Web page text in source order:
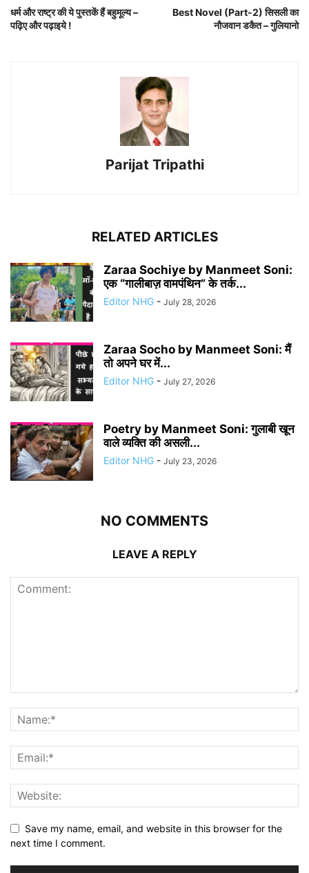
धर्म और राष्ट्र की ये पुस्तकें हैं बहुमूल्य –
पढ़िए और पढ़ाइये !
Best Novel (Part-2) सिसली का
नौजवान डकैत – गुलियानो
Parijat Tripathi
RELATED ARTICLES
Zaraa Sochiye by Manmeet Soni:
एक “गालीबाज़ वामपंथिन” के तर्क...
Editor NHG - July 28, 2026
Zaraa Socho by Manmeet Soni: मैं
तो अपने घर में...
Editor NHG - July 27, 2026
Poetry by Manmeet Soni: गुलाबी खून
वाले व्यक्ति की असली...
Editor NHG - July 23, 2026
NO COMMENTS
LEAVE A REPLY
Save my name, email, and website in this browser for the
next time I comment.